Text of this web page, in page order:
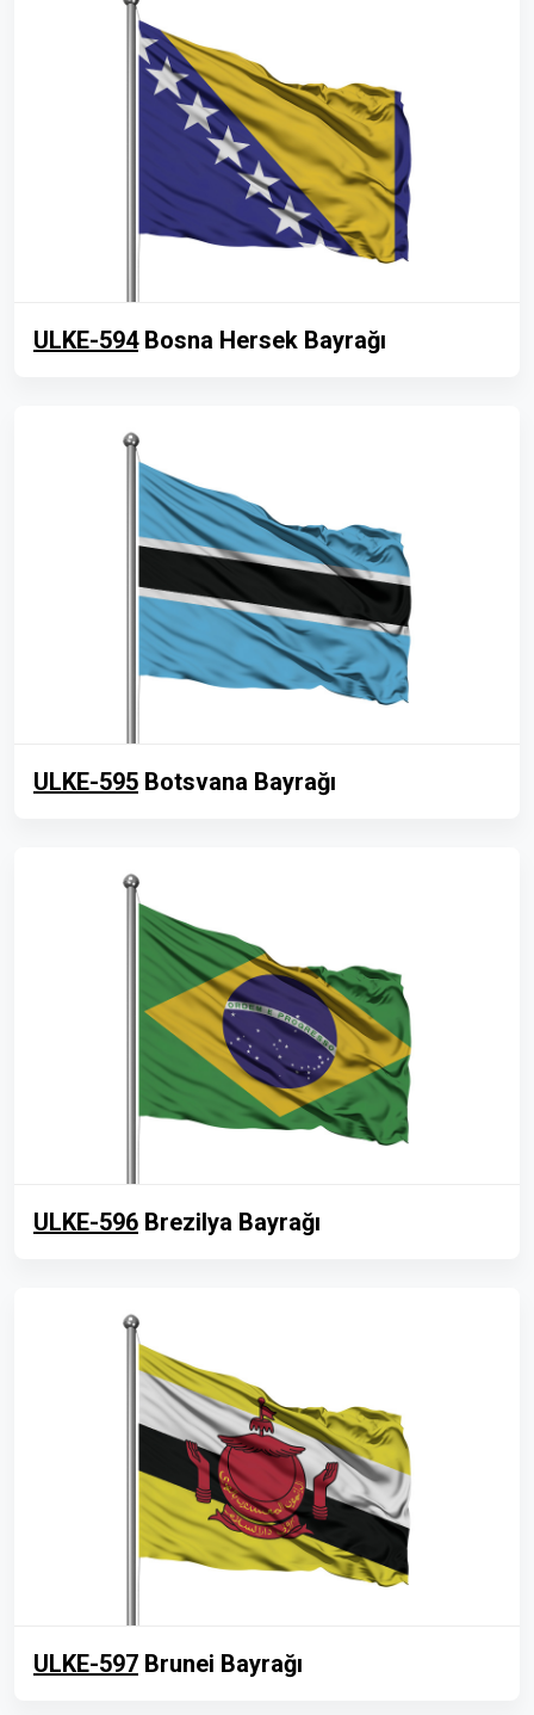
ULKE-594Bosna Hersek Bayrağı
ULKE-595 Botsvana Bayrağı
ULKE-596 Brezilya Bayrağı
ULKE-597 Brunei Bayrağı